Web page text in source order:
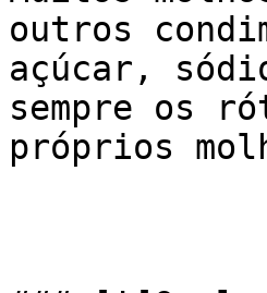
outros
açúcar,
sempre os
próprios